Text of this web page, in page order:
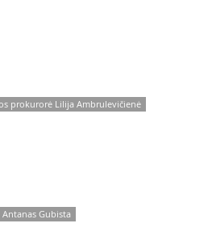
prokurorė Lilija Ambrulevičienė
Gubista